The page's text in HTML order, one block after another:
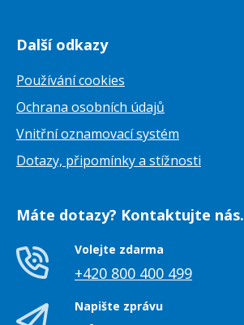
Další odkazy
Používání cookies
Ochrana osobních údajů
Vnitřní oznamovací systém
Dotazy, připomínky a stížnosti
Máte dotazy? Kontaktujte nás.
Volejte zdarma
+420 800 400 499
Napište zprávu